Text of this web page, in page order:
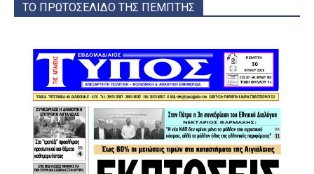
ΤΟ ΠΡΩΤΟΣΕΛΙΔΟ ΤΗΣ ΠΕΜΠΤΗΣ